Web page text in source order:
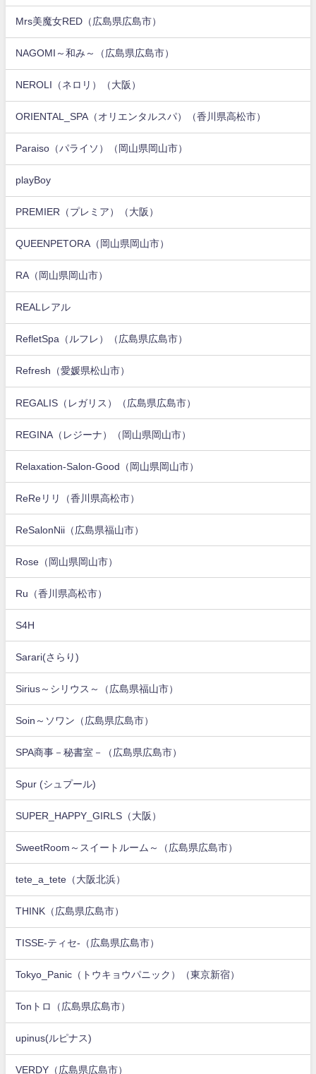
Mrs美魔女RED（広島県広島市）
NAGOMI～和み～（広島県広島市）
NEROLI（ネロリ）（大阪）
ORIENTAL_SPA（オリエンタルスパ）（香川県高松市）
Paraiso（パライソ）（岡山県岡山市）
playBoy
PREMIER（プレミア）（大阪）
QUEENPETORA（岡山県岡山市）
RA（岡山県岡山市）
REALレアル
RefletSpa（ルフレ）（広島県広島市）
Refresh（愛媛県松山市）
REGALIS（レガリス）（広島県広島市）
REGINA（レジーナ）（岡山県岡山市）
Relaxation-Salon-Good（岡山県岡山市）
ReReリリ（香川県高松市）
ReSalonNii（広島県福山市）
Rose（岡山県岡山市）
Ru（香川県高松市）
S4H
Sarari(さらり)
Sirius～シリウス～（広島県福山市）
Soin～ソワン（広島県広島市）
SPA商事－秘書室－（広島県広島市）
Spur (シュプール)
SUPER_HAPPY_GIRLS（大阪）
SweetRoom～スイートルーム～（広島県広島市）
tete_a_tete（大阪北浜）
THINK（広島県広島市）
TISSE-ティセ-（広島県広島市）
Tokyo_Panic（トウキョウパニック）（東京新宿）
Tonトロ（広島県広島市）
upinus(ルピナス)
VERDY（広島県広島市）